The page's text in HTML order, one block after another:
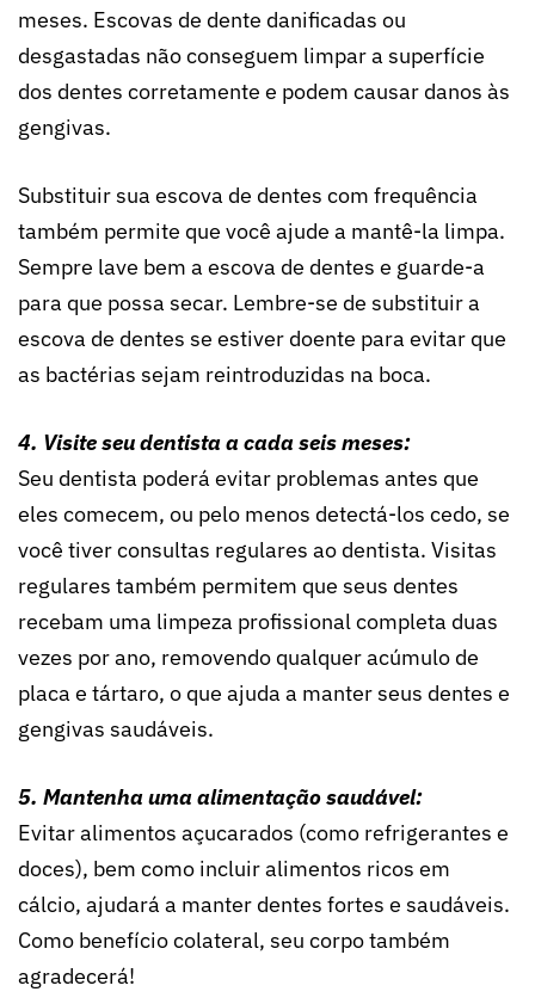
meses. Escovas de dente danificadas ou
desgastadas não conseguem limpar a superfície
dos dentes corretamente e podem causar danos às
gengivas.
Substituir sua escova de dentes com frequência
também permite que você ajude a mantê-la limpa.
Sempre lave bem a escova de dentes e guarde-a
para que possa secar. Lembre-se de substituir a
escova de dentes se estiver doente para evitar que
as bactérias sejam reintroduzidas na boca.
4. Visite seu dentista a cada seis meses:
Seu dentista poderá evitar problemas antes que
eles comecem, ou pelo menos detectá-los cedo, se
você tiver consultas regulares ao dentista. Visitas
regulares também permitem que seus dentes
recebam uma limpeza profissional completa duas
vezes por ano, removendo qualquer acúmulo de
placa e tártaro, o que ajuda a manter seus dentes e
gengivas saudáveis.
5. Mantenha uma alimentação saudável:
Evitar alimentos açucarados (como refrigerantes e
doces), bem como incluir alimentos ricos em
cálcio, ajudará a manter dentes fortes e saudáveis.
Como benefício colateral, seu corpo também
agradecerá!